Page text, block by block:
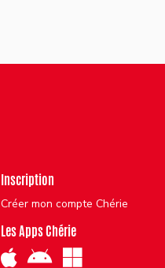
Inscription
Créer mon compte Chérie
Les Apps Chérie